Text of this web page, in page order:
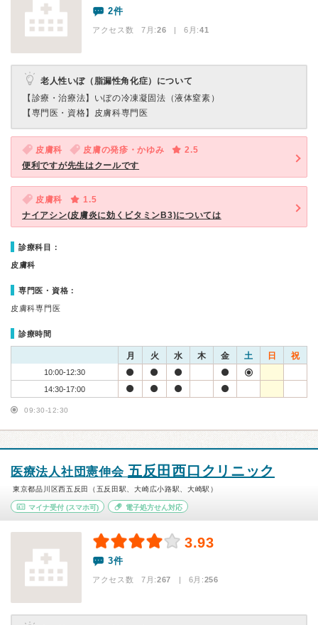
2件
アクセス数 7月:26 | 6月:41
老人性いぼ（脂漏性角化症）について
【診療・治療法】 いぼの冷凍凝固法（液体窒素）
【専門医・資格】 皮膚科専門医
皮膚科 皮膚の発疹・かゆみ
2.5
便利ですが先生はクールです
皮膚科
1.5
ナイアシン(皮膚炎に効くビタミンB3)については
診療科目：
皮膚科
専門医・資格：
皮膚科専門医
診療時間
月 火 水 木 金 土 日 祝
10:00-12:30
14:30-17:00
09:30-12:30
医療法人社団憲伸会 五反田西口クリニック
東京都品川区西五反田（五反田駅、大崎広小路駅、大崎駅）
マイナ受付 (スマホ可) 電子処方せん対応
3.93
3件
アクセス数 7月:267 | 6月:256